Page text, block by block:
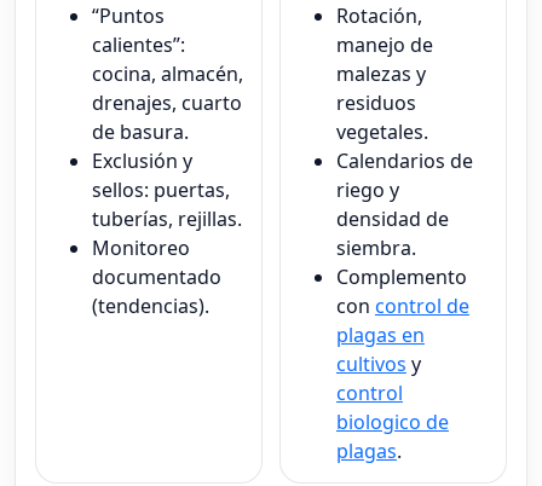
“Puntos
calientes”:
cocina, almacén,
drenajes, cuarto
de basura.
Exclusión y
sellos: puertas,
tuberías, rejillas.
Monitoreo
documentado
(tendencias).
Rotación,
manejo de
malezas y
residuos
vegetales.
Calendarios de
riego y
densidad de
siembra.
Complemento
con control de
plagas en
cultivos y
control
biologico de
plagas.